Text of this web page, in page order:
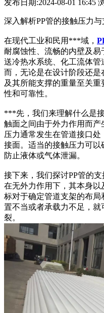
发布日期:2024-08-01 16:45
深入解析PP管的接触压力
在现代工业和民用***域，
耐腐蚀性、流畅的内壁及
送冷热水系统、化工流体
而，无论是在设计阶段还是
及其所能支撑的重量至关
性和可靠性。
***先，我们来理解什么是
触面之间由于外力作用而产
压力通常发生在管道接口
接面。适当的接触压力可以
防止液体或气体泄漏。
接下来，我们探讨PP管的
在无外力作用下，其本身
标对于确定管道支架的布
置不当或者承载力不足，
裂。